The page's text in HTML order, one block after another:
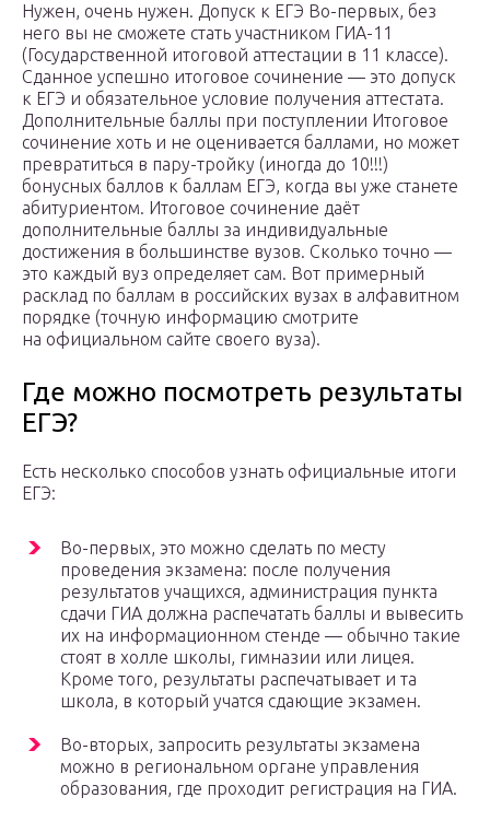
Нужен, очень нужен. Допуск к ЕГЭ Во-первых, без
него вы не сможете стать участником ГИА-11
(Государственной итоговой аттестации в 11 классе).
Сданное успешно итоговое сочинение — это допуск
к ЕГЭ и обязательное условие получения аттестата.
Дополнительные баллы при поступлении Итоговое
сочинение хоть и не оценивается баллами, но может
превратиться в пару-тройку (иногда до 10!!!)
бонусных баллов к баллам ЕГЭ, когда вы уже станете
абитуриентом. Итоговое сочинение даёт
дополнительные баллы за индивидуальные
достижения в большинстве вузов. Сколько точно —
это каждый вуз определяет сам. Вот примерный
расклад по баллам в российских вузах в алфавитном
порядке (точную информацию смотрите
на официальном сайте своего вуза).
Где можно посмотреть результаты
ЕГЭ?
Есть несколько способов узнать официальные итоги
ЕГЭ:
Во-первых, это можно сделать по месту
проведения экзамена: после получения
результатов учащихся, администрация пункта
сдачи ГИА должна распечатать баллы и вывесить
их на информационном стенде — обычно такие
стоят в холле школы, гимназии или лицея.
Кроме того, результаты распечатывает и та
школа, в который учатся сдающие экзамен.
Во-вторых, запросить результаты экзамена
можно в региональном органе управления
образования, где проходит регистрация на ГИА.